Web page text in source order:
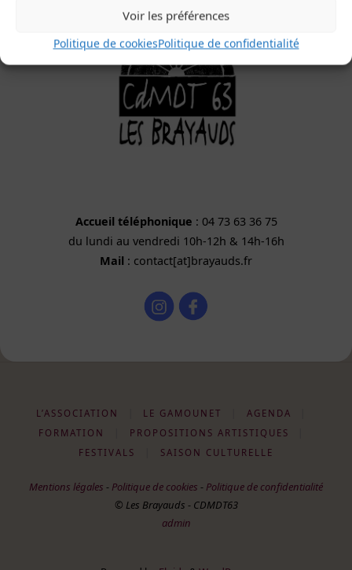
Voir les préférences
Politique de cookiesPolitique de confidentialité
Accueil téléphonique : 04 73 63 36 75
du lundi au vendredi 10h-12h & 14h-16h
Mail : contact[at]brayauds.fr
L’ASSOCIATION LE GAMOUNET AGENDA
FORMATION
PROPOSITIONS ARTISTIQUES
FESTIVALS
SAISON CULTURELLE
Mentions légales - Politique de cookies - Politique de confidentialité
© Les Brayauds - CDMDT63
admin